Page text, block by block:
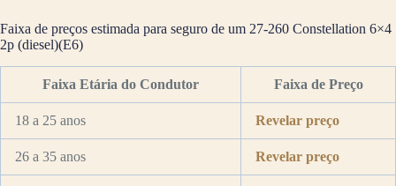
Faixa de preços estimada para seguro de um 27-260 Constellation 6×4
2p (diesel)(E6)
Faixa Etária do Condutor Faixa de Preço
18 a 25 anos Revelar preço
26 a 35 anos Revelar preço